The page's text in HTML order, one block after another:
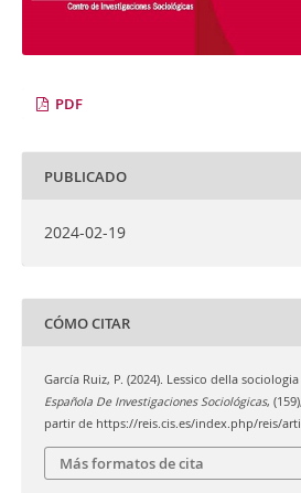
PDF
PUBLICADO
2024-02-19
CÓMO CITAR
García Ruiz, P. (2024). Lessico della
Española De Investigaciones Sociológicas,
partir de https://reis.cis.es/index.php/reis/
Más formatos de cita